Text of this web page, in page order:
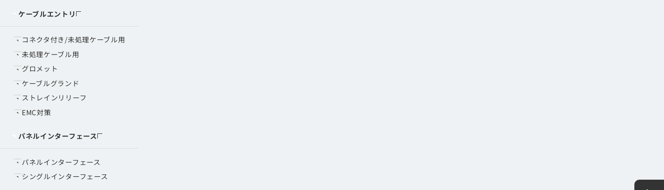
ケーブルエントリ
コネクタ付き/未処理ケーブル用
未処理ケーブル用
グロメット
ケーブルグランド
ストレインリリーフ
EMC対策
パネルインターフェース
パネルインターフェース
シングルインターフェース